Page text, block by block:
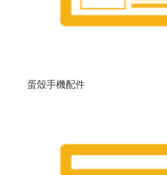
蛋殼手機配件